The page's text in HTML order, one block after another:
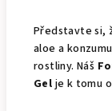
Představte si,
aloe a
rostliny. Náš
Gel je k tomu